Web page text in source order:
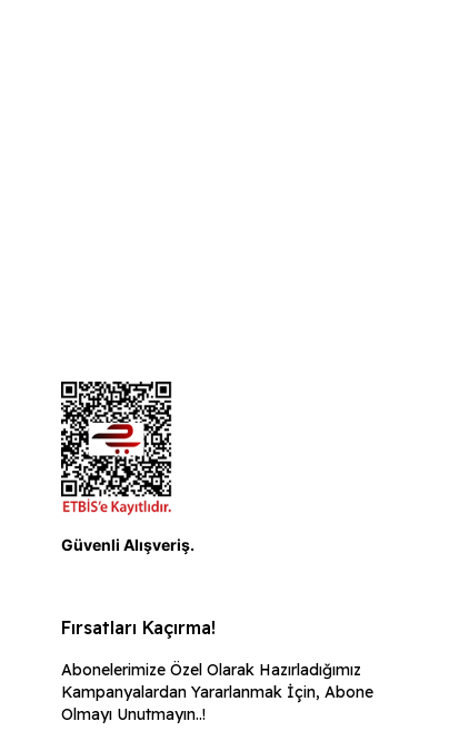
Güvenli Alışveriş.
Fırsatları Kaçırma!
Abonelerimize Özel Olarak Hazırladığımız
Kampanyalardan Yararlanmak İçin, Abone
Olmayı Unutmayın..!